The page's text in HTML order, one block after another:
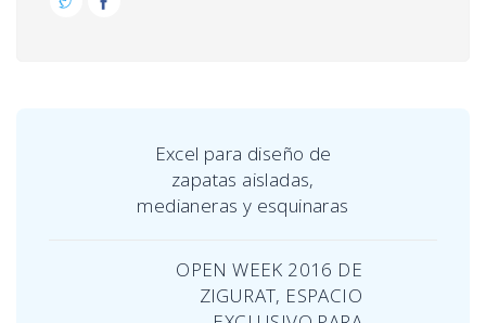
Excel para diseño de
zapatas aisladas,
medianeras y esquinaras
OPEN WEEK 2016 DE
ZIGURAT, ESPACIO